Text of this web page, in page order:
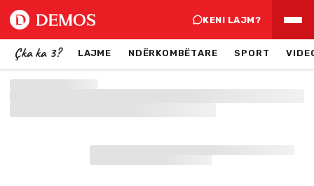
KENI LAJM?
Çka ka 3? LAJME NDËRKOMBËTARE SPORT